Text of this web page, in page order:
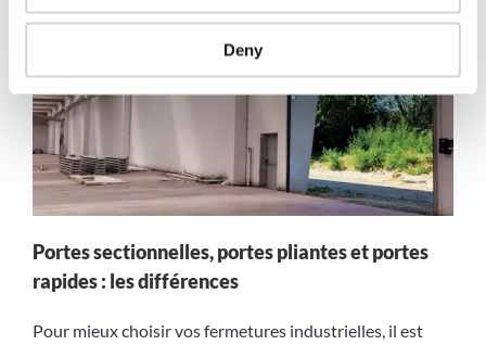
Deny
Portes sectionnelles, portes pliantes et portes
rapides : les différences
Pour mieux choisir vos fermetures industrielles, il est